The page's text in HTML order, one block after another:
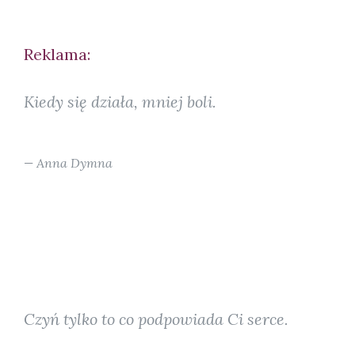
Reklama:
Kiedy się działa, mniej boli.
Anna Dymna
Czyń tylko to co podpowiada Ci serce.